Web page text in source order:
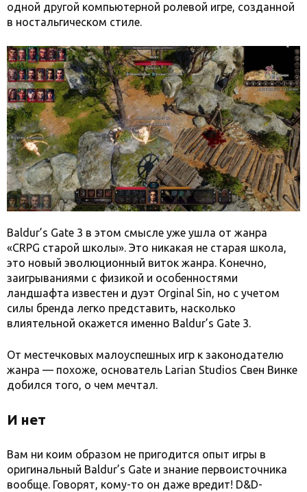
одной другой компьютерной ролевой игре, созданной
в ностальгическом стиле.
Baldur’s Gate 3 в этом смысле уже ушла от жанра
«CRPG старой школы». Это никакая не старая школа,
это новый эволюционный виток жанра. Конечно,
заигрываниями с физикой и особенностями
ландшафта известен и дуэт Orginal Sin, но с учетом
силы бренда легко представить, насколько
влиятельной окажется именно Baldur’s Gate 3.
От местечковых малоуспешных игр к законодателю
жанра — похоже, основатель Larian Studios Свен Винке
добился того, о чем мечтал.
И нет
Вам ни коим образом не пригодится опыт игры в
оригинальный Baldur’s Gate и знание первоисточника
вообще. Говорят, кому-то он даже вредит! D&D-